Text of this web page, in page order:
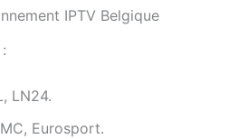
IPTV Belgique
LN24.
Eurosport.